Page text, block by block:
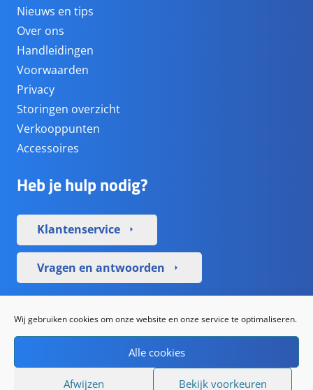
Wij gebruiken cookies om onze website en onze service te optimaliseren.
Alle cookies
Afwijzen Bekijk voorkeuren
Nieuws en tips
Over ons
Handleidingen
Voorwaarden
Privacy
Storingen overzicht
Verkooppunten
Accessoires
Heb je hulp nodig?
Klantenservice arrow_right
Vragen en antwoorden arrow_right
Sociale media